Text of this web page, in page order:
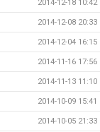
2014-12-18 10:42
2014-12-08 20:33
2014-12-04 16:15
2014-11-16 17:56
2014-11-13 11:10
2014-10-09 15:41
2014-10-05 21:33